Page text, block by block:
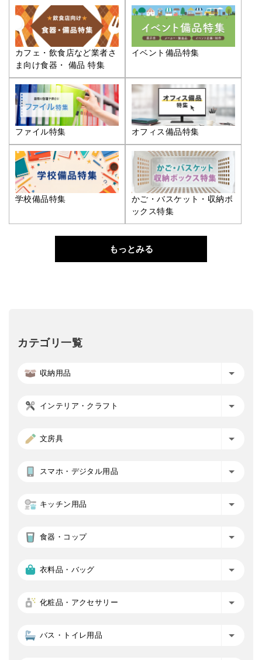
カフェ・飲食店など業者さ
ま向け食器・ 備品 特集
イベント備品特集
ファイル特集 オフィス備品特集
学校備品特集
かご・バスケット・収納ボ
ックス特集
もっとみる
カテゴリ一覧
収納用品
インテリア・クラフト
文房具
スマホ・デジタル用品
キッチン用品
食器・コップ
衣料品・バッグ
化粧品・アクセサリー
バス・トイレ用品